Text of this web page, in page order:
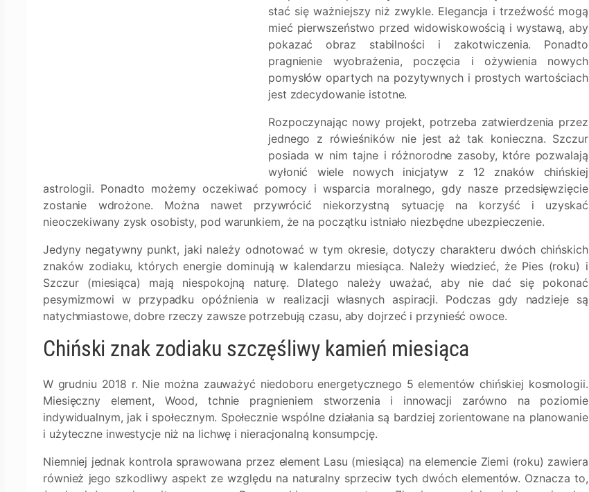
stać się ważniejszy niż zwykle. Elegancja i trzeźwość mogą
mieć pierwszeństwo przed widowiskowością i wystawą, aby
pokazać obraz stabilności i zakotwiczenia. Ponadto
pragnienie wyobrażenia, poczęcia i ożywienia nowych
pomysłów opartych na pozytywnych i prostych wartościach
jest zdecydowanie istotne.
Rozpoczynając nowy projekt, potrzeba zatwierdzenia przez
jednego z rówieśników nie jest aż tak konieczna. Szczur
posiada w nim tajne i różnorodne zasoby, które pozwalają
wyłonić wiele nowych inicjatyw z 12 znaków chińskiej
astrologii. Ponadto możemy oczekiwać pomocy i wsparcia moralnego, gdy nasze przedsięwzięcie
zostanie wdrożone. Można nawet przywrócić niekorzystną sytuację na korzyść i uzyskać
nieoczekiwany zysk osobisty, pod warunkiem, że na początku istniało niezbędne ubezpieczenie.
Jedyny negatywny punkt, jaki należy odnotować w tym okresie, dotyczy charakteru dwóch chińskich
znaków zodiaku, których energie dominują w kalendarzu miesiąca. Należy wiedzieć, że Pies (roku) i
Szczur (miesiąca) mają niespokojną naturę. Dlatego należy uważać, aby nie dać się pokonać
pesymizmowi w przypadku opóźnienia w realizacji własnych aspiracji. Podczas gdy nadzieje są
natychmiastowe, dobre rzeczy zawsze potrzebują czasu, aby dojrzeć i przynieść owoce.
Chiński znak zodiaku szczęśliwy kamień miesiąca
W grudniu 2018 r. Nie można zauważyć niedoboru energetycznego 5 elementów chińskiej kosmologii.
Miesięczny element, Wood, tchnie pragnieniem stworzenia i innowacji zarówno na poziomie
indywidualnym, jak i społecznym. Społecznie wspólne działania są bardziej zorientowane na planowanie
i użyteczne inwestycje niż na lichwę i nieracjonalną konsumpcję.
Niemniej jednak kontrola sprawowana przez element Lasu (miesiąca) na elemencie Ziemi (roku) zawiera
również jego szkodliwy aspekt ze względu na naturalny sprzeciw tych dwóch elementów. Oznacza to,